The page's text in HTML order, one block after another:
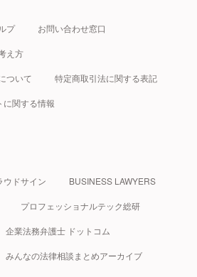
プ お問い合わせ窓口
え方
ついて 特定商取引法に関する表記
に関する情報
ウドサイン BUSINESS LAWYERS
プロフェッショナルテック総研
企業法務弁護士 ドットコム
みんなの法律相談まとめアーカイブ